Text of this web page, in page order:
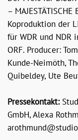
–
Koproduktion der
für WDR und NDR
ORF. Producer:
Kunde-Neimöth,
Quibeldey, Ute
Pressekontakt:
GmbH, Alexa